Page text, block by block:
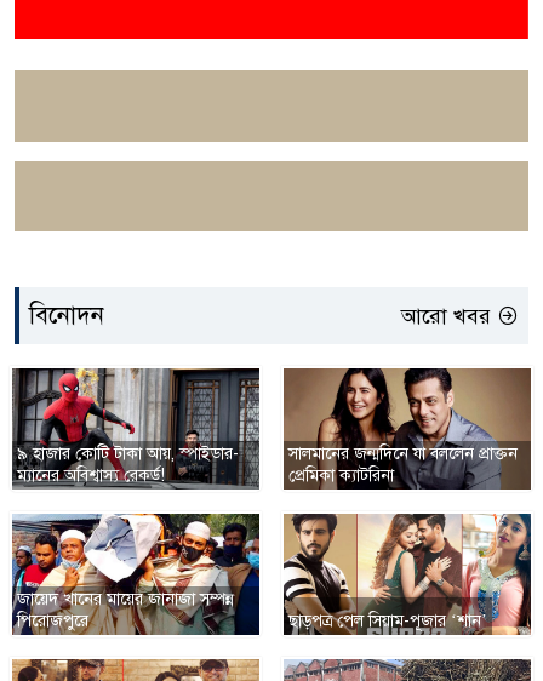
বিনোদন আরো খবর
৯ হাজার কোটি টাকা আয়, স্পাইডার-
ম্যানের অবিশ্বাস্য রেকর্ড!
সালমানের জন্মদিনে যা বললেন প্রাক্তন
প্রেমিকা ক্যাটরিনা
জায়েদ খানের মায়ের জানাজা সম্পন্ন
পিরোজপুরে
ছাড়পত্র পেল সিয়াম-পূজার ‘শান’